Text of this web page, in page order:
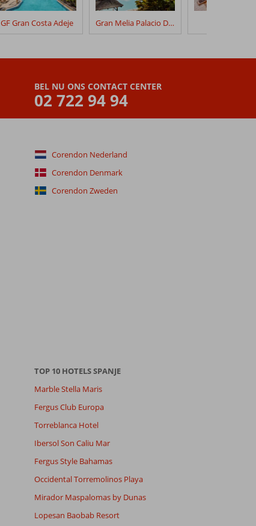
GF Gran Costa Adeje Gran Melia Palacio De Isora
BEL NU ONS CONTACT CENTER
02 722 94 94
Corendon Nederland
Corendon Denmark
Corendon Zweden
TOP 10 HOTELS SPANJE
Marble Stella Maris
Fergus Club Europa
Torreblanca Hotel
Ibersol Son Caliu Mar
Fergus Style Bahamas
Occidental Torremolinos Playa
Mirador Maspalomas by Dunas
Lopesan Baobab Resort